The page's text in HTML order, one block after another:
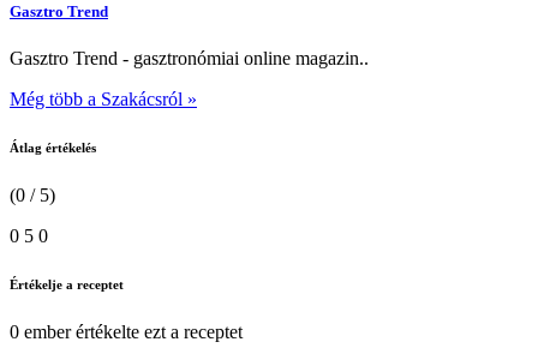
Gasztro Trend
Gasztro Trend - gasztronómiai online magazin..
Még több a Szakácsról »
Átlag értékelés
(0 / 5)
0 5 0
Értékelje a receptet
0 emberértékelte ezt a receptet